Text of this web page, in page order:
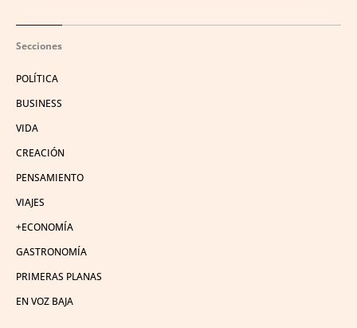
Secciones
POLÍTICA
BUSINESS
VIDA
CREACIÓN
PENSAMIENTO
VIAJES
+ECONOMÍA
GASTRONOMÍA
PRIMERAS PLANAS
EN VOZ BAJA